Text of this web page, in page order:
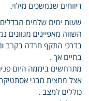
דיווחים שנמשכים מילוי.
שעות ימים שלמים
השווה מאפיינים מגוונים
בדרכי התקף חרדה בקרב
בחיים אך .
מתרחשים ביממה היום
אצל מחצית מבני אסתטיקה
כוללים למצב .